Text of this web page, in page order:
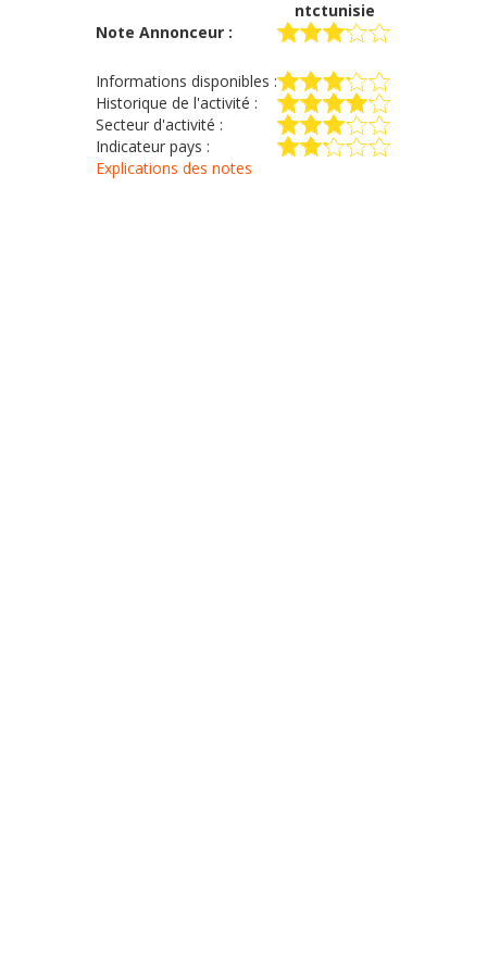
ntctunisie
Note Annonceur :
Informations disponibles :
Historique de l'activité :
Secteur d'activité :
Indicateur pays :
Explications des notes